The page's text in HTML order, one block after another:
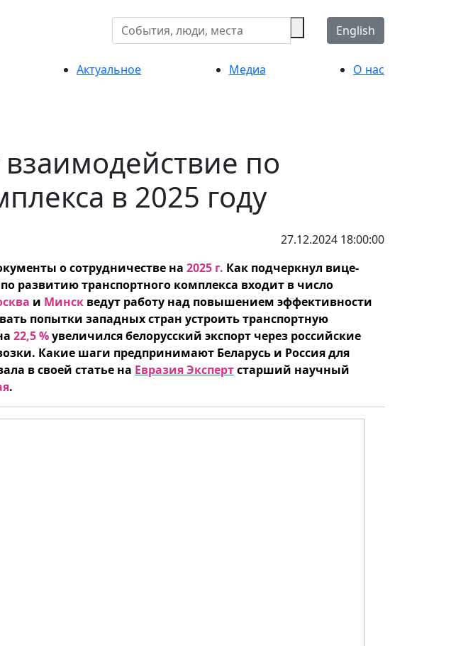
English
Актуальное Медиа О нас
по
в 2025 году
27.12.2024 18:00:00
о сотрудничестве на 2025 г. Как подчеркнул вице-
развитию транспортного комплекса входит в число
и Минск ведут работу над повышением эффективности
попытки западных стран устроить транспортную
22,5 %увеличился белорусский экспорт через российские
Какие шаги предпринимают Беларусь и Россия для
в своей статье на Евразия Экспертстарший научный
.